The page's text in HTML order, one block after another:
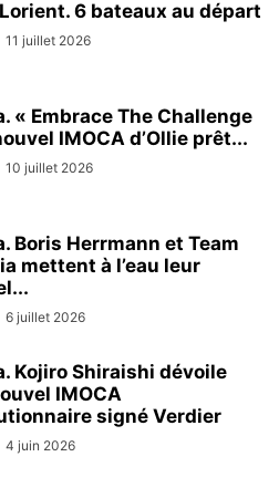
6 bateaux au départ
11 juillet 2026
« Embrace The Challenge
IMOCA d’Ollie prêt...
10 juillet 2026
Boris Herrmann et Team
mettent à l’eau leur
6 juillet 2026
Kojiro Shiraishi dévoile
IMOCA
signé Verdier
4 juin 2026